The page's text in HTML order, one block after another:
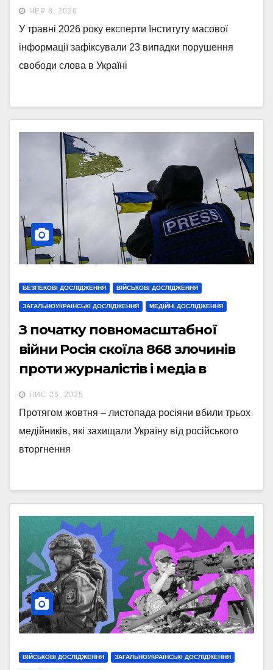
ЧЕР 8, 2026
У травні 2026 року експерти Інституту масової
інформації зафіксували 23 випадки порушення
свободи слова в Україні
БЕЗПЕКОВІ ДОСЛІДЖЕННЯ ВІЙСЬКОВІ ДОСЛІДЖЕННЯ
ЗАГАЛЬНОУКРАЇНСЬКІ ДОСЛІДЖЕННЯ МЕДІЙНІ ДОСЛІДЖЕННЯ
З початку повномасштабної
війни Росія скоїла 868 злочинів
проти журналістів і медіа в
Україні
ЛИС 25, 2025
Протягом жовтня – листопада росіяни вбили трьох
медійників, які захищали Україну від російського
вторгнення
ВІЙСЬКОВІ ДОСЛІДЖЕННЯ ЗАГАЛЬНОУКРАЇНСЬКІ ДОСЛІДЖЕННЯ